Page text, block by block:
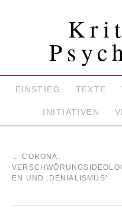
EINSTIEG TEXTE
INITIATIVEN
← CORONA,
EN UND ‚DENIALISMUS‘